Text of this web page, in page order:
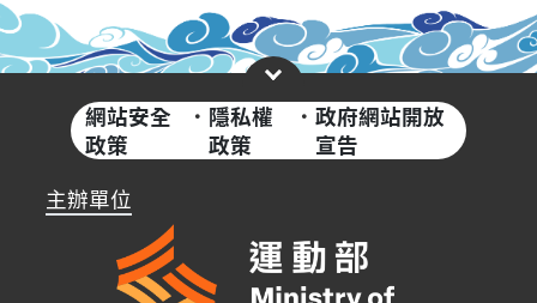
網站安全
政策
· 隱私權
政策
·政府網站開放
宣告
主辦單位